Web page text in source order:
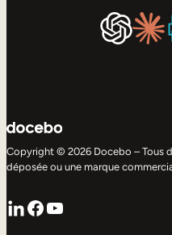
Copyright © 2026 Docebo – Tous
déposée ou une marque
LinkedIn
Facebook
YouTube